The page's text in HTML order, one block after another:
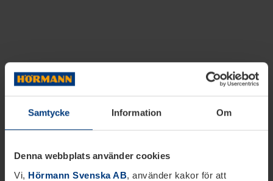
Samtycke Information Om
Denna webbplats använder cookies
Vi, Hörmann Svenska AB, använder kakor för att